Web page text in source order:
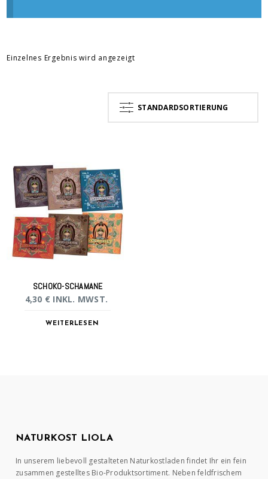
Einzelnes Ergebnis wird angezeigt
STANDARDSORTIERUNG
SCHOKO-SCHAMANE
4,30 € INKL. MWST.
WEITERLESEN
NATURKOST LIOLA
In unserem liebevoll gestalteten Naturkostladen findet Ihr ein fein
zusammen gestelltes Bio-Produktsortiment. Neben feldfrischem